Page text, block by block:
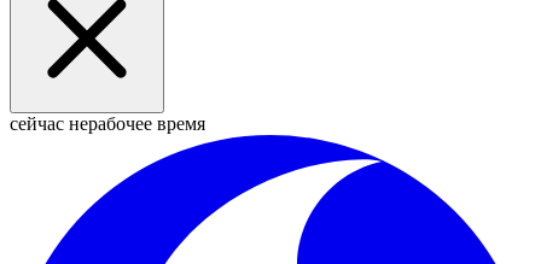
сейчас нерабочее время